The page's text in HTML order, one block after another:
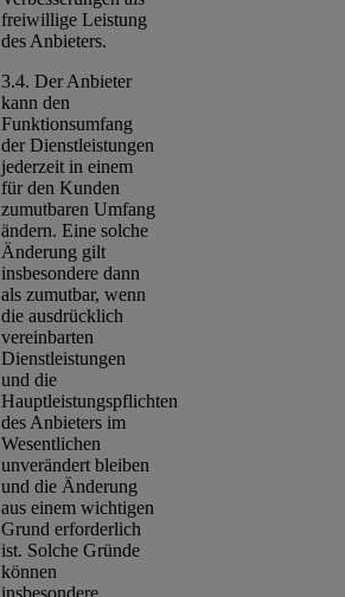
freiwillige Leistung
des Anbieters.
3.4. Der Anbieter
kann den
Funktionsumfang
der Dienstleistungen
jederzeit in einem
für den Kunden
zumutbaren Umfang
ändern. Eine solche
Änderung gilt
insbesondere dann
als zumutbar, wenn
die ausdrücklich
vereinbarten
Dienstleistungen
und die
Hauptleistungspflichten
des Anbieters im
Wesentlichen
unverändert bleiben
und die Änderung
aus einem wichtigen
Grund erforderlich
ist. Solche Gründe
können